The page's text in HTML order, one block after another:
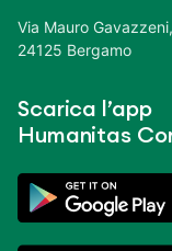
Via Mauro
24125 Bergamo
Scarica l’app
Humanitas